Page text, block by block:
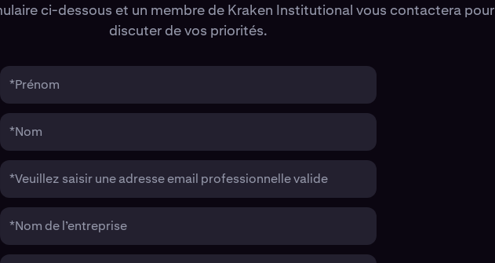
ci-dessous et un membre de Kraken Institutional vous contactera pour
discuter de vos priorités.
*Prénom
*Nom
*Veuillez saisir une adresse email professionnelle valide
*Nom de l’entreprise